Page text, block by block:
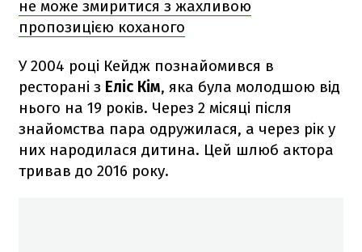
не може змиритися з жахливою
пропозицією коханого
У 2004 році Кейдж познайомився в
ресторані з Еліс Кім, яка була молодшою від
нього на 19 років. Через 2 місяці після
знайомства пара одружилася, а через рік у
них народилася дитина. Цей шлюб актора
тривав до 2016 року.